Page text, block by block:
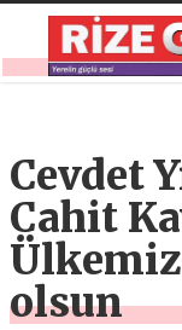
Cevdet
Cahit
Ülkemiz
olsun